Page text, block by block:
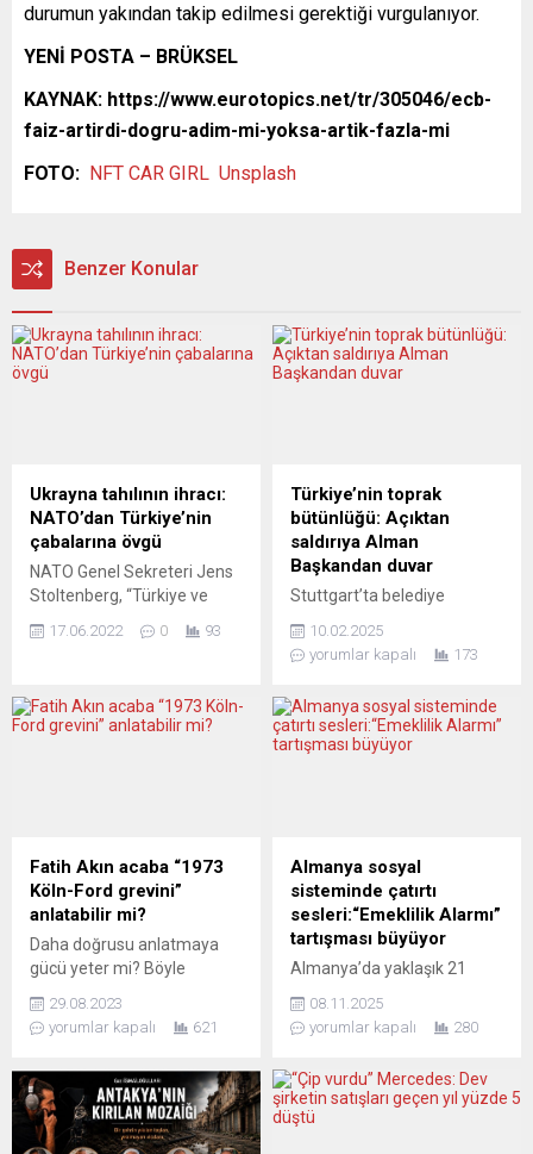
durumun yakından takip edilmesi gerektiği vurgulanıyor.
YENİ POSTA – BRÜKSEL
KAYNAK: https://www.eurotopics.net/tr/305046/ecb-
faiz-artirdi-dogru-adim-mi-yoksa-artik-fazla-mi
FOTO: NFT CAR GIRL Unsplash
Benzer Konular
Ukrayna tahılının ihracı:
NATO’dan Türkiye’nin
çabalarına övgü
NATO Genel Sekreteri Jens
Stoltenberg, “Türkiye ve
mahsur kalan tahılı
takdir ediyorum” dedi.
Stoltenberg, Brüksel’deki
açıklamalarda bulundu.
Savunma bakanlarının 29-
30 Haziran’da Madrid’de
için hazırlıkları
tamamladıklarını söyleyen
Stoltenberg, “Madrid
Zirvesinin, daha...
17.06.2022 0 93
Türkiye’nin toprak
bütünlüğü: Açıktan
saldırıya Alman
Başkandan duvar
Stuttgart’ta belediye
Nevruz kutlamaları
çerçevesinde gerçekleşen
haritasının güneydoğusu da
dahil olarak “Kürt Yerleşim
“Kürdistan” ayrıntısının da
bulunduğu duyumlar
arasında yer alıyor. Türkiye
Cumhuriyeti’nin Stuttgart
Başkonsolosu Makbule
Koçak Kaçar, Stuttgart
Büyükşehir Belediye
Başkanı...
10.02.2025
yorumlar kapalı
173
Fatih Akın acaba “1973
Köln-Ford grevini”
anlatabilir mi?
Daha doğrusu anlatmaya
gücü yeter mi? Böyle
Akın’dan aydın çıkarmaya
meraklı olan varsa, ki sayıları
doluşmuş Türkçeliler
arasında elini sallasan
aydına çarpacağına inanan
29.08.2023
yorumlar kapalı
621
Almanya sosyal
sisteminde çatırtı
sesleri:“Emeklilik Alarmı”
tartışması büyüyor
Almanya’da yaklaşık 21
dört kişiden biri. Bu dev
kesim, ülkenin sosyal
oluşturuyor. Ancak ifo
Enstitüsü Başkanı ve
08.11.2025
yorumlar kapalı
280